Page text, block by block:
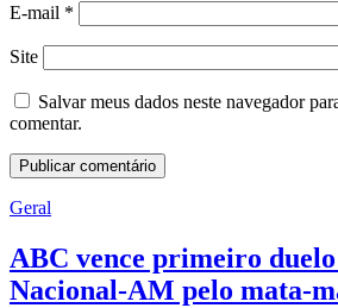
E-mail *
Site
Salvar meus dados neste navegador
comentar.
Geral
ABC vence primeiro
Nacional-AM pelo mata-